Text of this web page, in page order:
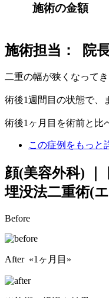
施術の金額
施術担当： 院
二重の幅が狭くなって
術後1週間目の状態で、
術後1ヶ月目を術前と比
この症例をもっと
顔(美容外科) ｜
埋没法二重術(
Before
After «1ヶ月目»